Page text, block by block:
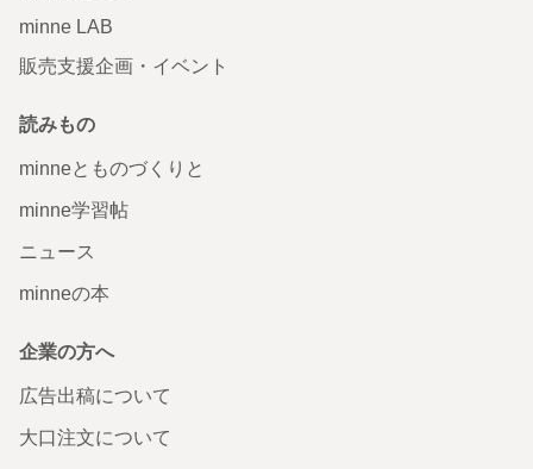
minne LAB
販売支援企画・イベント
読みもの
minneとものづくりと
minne学習帖
ニュース
minneの本
企業の方へ
広告出稿について
大口注文について